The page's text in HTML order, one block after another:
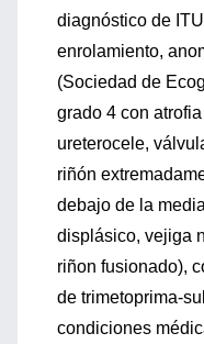
diagnóstico de
enrolamiento,
(Sociedad de
grado 4 con
ureterocele,
riñón
debajo de la
displásico, vejiga
riñon fusionado),
de trimetoprima-
condiciones